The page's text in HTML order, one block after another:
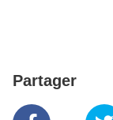
Partager